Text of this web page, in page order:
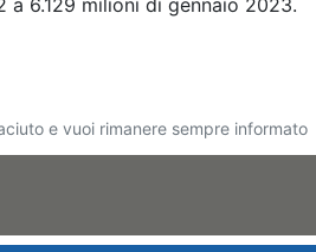
6.129 milioni di gennaio 2023.
e vuoi rimanere sempre informato